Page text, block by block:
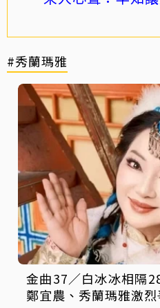
#秀蘭瑪雅
金曲37／白冰冰相隔
鄭宜農、秀蘭瑪雅激